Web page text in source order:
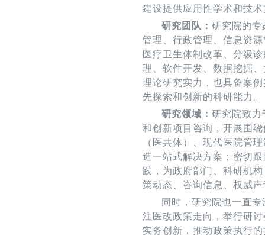
建设提供应用性学术和技
研究团队： 研究院的专
管理、行政管理、信息资
医疗卫生体制改革、分级
理、软件开发、数据挖掘
理论研究实力，也具备案
先探索和创新的科研能力。
研究领域： 研究院致力
和创新项目咨询，开展围
（医共体）、现代医院管
造一站式解决方案；密切
践，为政府部门、科研机
策动态、咨询信息、权威
同时，研究院也一直
注医改政策走向，举行研
实务创新，推动政策执行